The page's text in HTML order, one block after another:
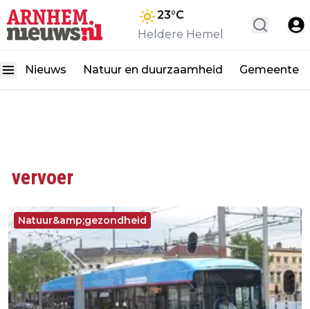
23°C
Heldere Hemel
Nieuws Natuur en duurzaamheid Gemeente
vervoer
Natuur&amp;gezondheid